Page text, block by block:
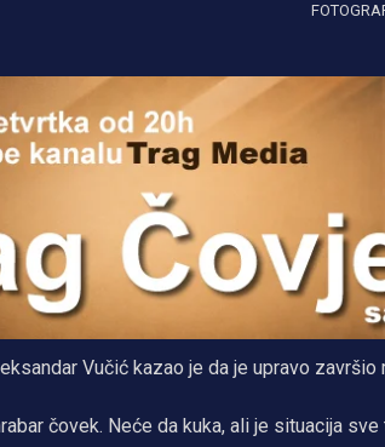
Vučić kazao je da je upravo
čovek. Neće da kuka, ali je situacija